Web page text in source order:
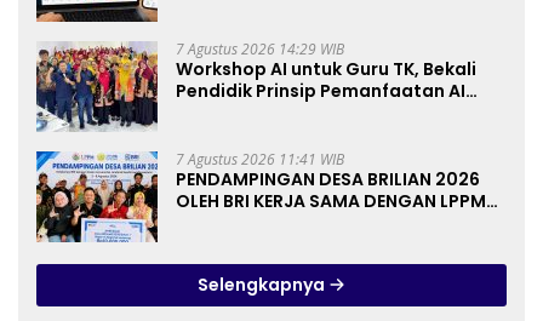
7 Agustus 2026 14:29 WIB
Workshop AI untuk Guru TK, Bekali
Pendidik Prinsip Pemanfaatan AI
7 Agustus 2026 11:41 WIB
PENDAMPINGAN DESA BRILIAN 2026
OLEH BRI KERJA SAMA DENGAN LPPM
Selengkapnya